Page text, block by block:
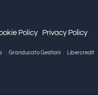
Policy| Privacy Policy
Granducato Gestioni Libercredit